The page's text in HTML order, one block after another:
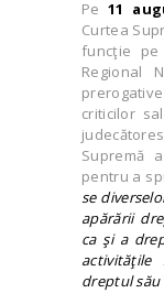
Pe11
Curtea
funcţie pe
Regional
criticilor
Supremă
pentru a
se
apărării
ca şi a
activităţile
dreptul